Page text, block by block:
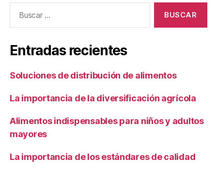
Entradas recientes
Soluciones de distribución de alimentos
La importancia de la diversificación agrícola
Alimentos indispensables para niños y adultos
mayores
La importancia de los estándares de calidad